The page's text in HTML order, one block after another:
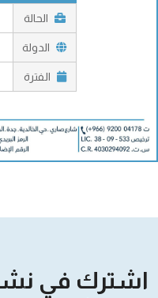
الحالة
الدولة
الفترة
اشترك في